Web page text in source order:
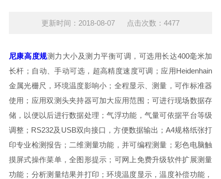
更新时间：2018-08-07 点击次数：4477
尼康高度规测力大小及测力平衡可调，可选用长达400毫米加
长杆；自动、手动可选，超高精度速度可调；应用Heidenhain
金属光栅尺，环境温度影响小；全程显示、测量，可作标准器
使用；应用双测头夹持器可加大应用范围；可进行现场数据存
储，以便以后进行数据处理；气浮功能，气量可依据平台等级
调整；RS232及USB双向接口，方便数据输出；A4规格纸张打
印专业检测报告；二维测量功能，并可编程测量；彩色电脑触
摸屏式操作菜单，全图形提示；可网上免费升级软件扩展测量
功能；分析测量结果并打印；环境温度显示，温度补偿功能，